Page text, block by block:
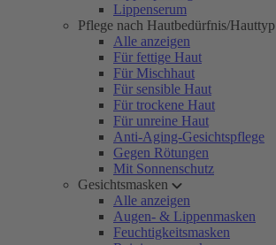
Lippenserum
Pflege nach Hautbedürfnis/Hauttyp
Alle anzeigen
Für fettige Haut
Für Mischhaut
Für sensible Haut
Für trockene Haut
Für unreine Haut
Anti-Aging-Gesichtspflege
Gegen Rötungen
Mit Sonnenschutz
Gesichtsmasken
Alle anzeigen
Augen- & Lippenmasken
Feuchtigkeitsmasken